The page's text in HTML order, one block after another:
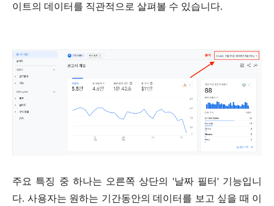
이트의 데이터를 직관적으로 살펴볼 수 있습니다.
주요 특징 중 하나는 오른쪽 상단의 '날짜 필터' 기능입니
다. 사용자는 원하는 기간동안의 데이터를 보고 싶을 때 이